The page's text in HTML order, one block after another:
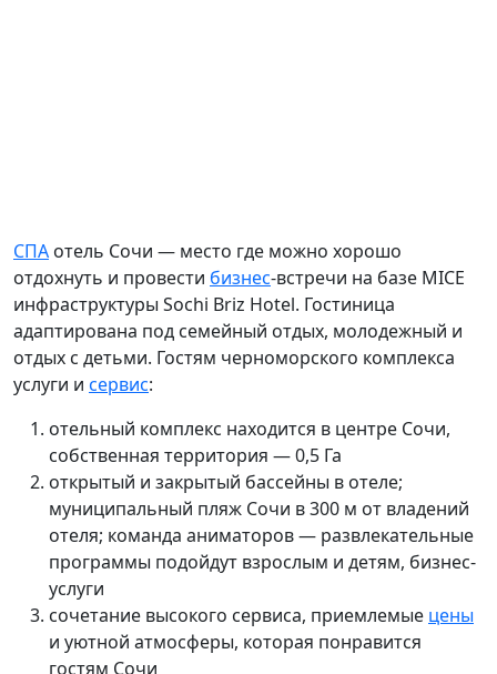
СПА отель Сочи — место где можно хорошо
отдохнуть и провести бизнес-встречи на базе MICE
инфраструктуры Sochi Briz Hotel. Гостиница
адаптирована под семейный отдых, молодежный и
отдых с детьми. Гостям черноморского комплекса
услуги и сервис:
отельный комплекс находится в центре Сочи,
собственная территория — 0,5 Га
открытый и закрытый бассейны в отеле;
муниципальный пляж Сочи в 300 м от владений
отеля; команда аниматоров — развлекательные
программы подойдут взрослым и детям, бизнес-
услуги
сочетание высокого сервиса, приемлемые цены
и уютной атмосферы, которая понравится
гостям Сочи